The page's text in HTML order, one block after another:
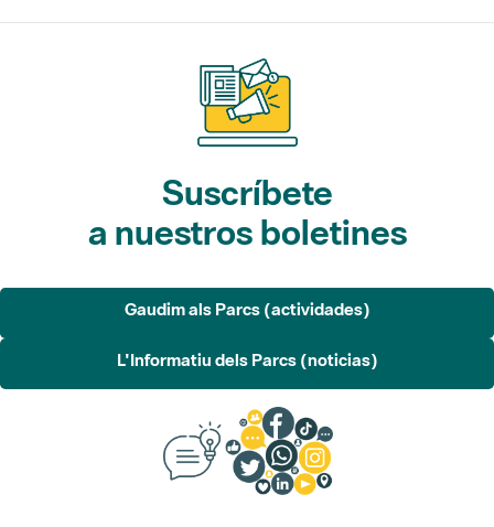
Suscríbete
a nuestros boletines
Gaudim als Parcs (actividades)
Sugerencias, opinión
y redes sociales